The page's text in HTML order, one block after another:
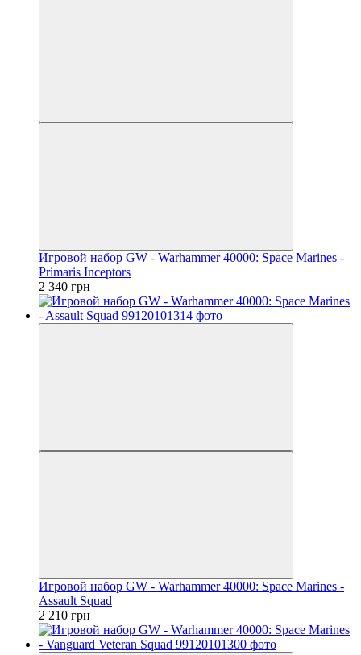
Игровой набор GW - Warhammer 40000: Space Marines -
Primaris Inceptors
2 340 грн
Игровой набор GW - Warhammer 40000: Space Marines -
Assault Squad
2 210 грн